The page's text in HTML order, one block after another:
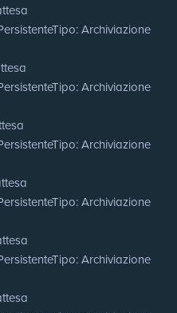
Tipo: Archiviazione
Tipo: Archiviazione
Tipo: Archiviazione
Tipo: Archiviazione
Tipo: Archiviazione